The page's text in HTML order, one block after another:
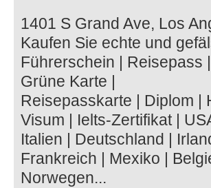
1401 S Grand Ave, Los
Kaufen Sie echte und
Führerschein | Reisepass
Grüne Karte |
Reisepasskarte | Diplom |
Visum | Ielts-Zertifikat |
Italien | Deutschland |
Frankreich | Mexiko |
Norwegen...